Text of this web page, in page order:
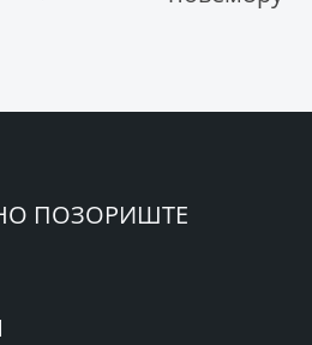
ПОЗОРИШТЕ